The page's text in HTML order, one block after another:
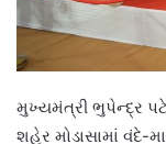
મુખ્યમંત્રી ભુપેન્દ્ર
શહેર મોડાસામાં વંદે-